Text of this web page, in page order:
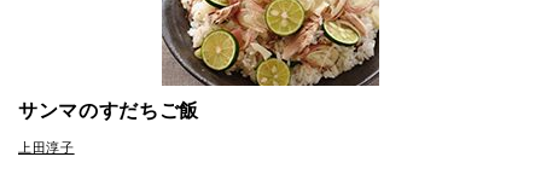
サンマのすだちご飯
上田淳子